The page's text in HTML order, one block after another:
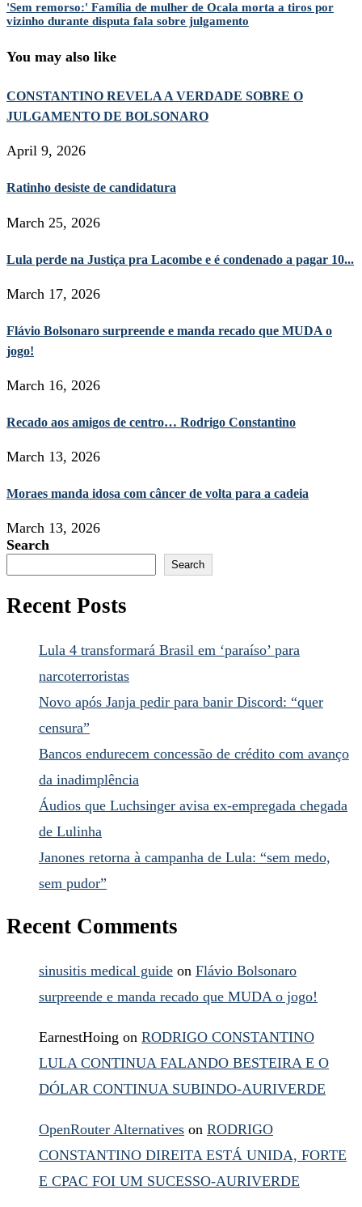
'Sem remorso:' Família de mulher de Ocala morta a tiros por
vizinho durante disputa fala sobre julgamento
You may also like
CONSTANTINO REVELA A VERDADE SOBRE O
JULGAMENTO DE BOLSONARO
April 9, 2026
Ratinho desiste de candidatura
March 25, 2026
Lula perde na Justiça pra Lacombe e é condenado a pagar 10...
March 17, 2026
Flávio Bolsonaro surpreende e manda recado que MUDA o
jogo!
March 16, 2026
Recado aos amigos de centro… Rodrigo Constantino
March 13, 2026
Moraes manda idosa com câncer de volta para a cadeia
March 13, 2026
Search
Search
Recent Posts
Lula 4 transformará Brasil em ‘paraíso’ para
narcoterroristas
Novo após Janja pedir para banir Discord: “quer
censura”
Bancos endurecem concessão de crédito com avanço
da inadimplência
Áudios que Luchsinger avisa ex-empregada chegada
de Lulinha
Janones retorna à campanha de Lula: “sem medo,
sem pudor”
Recent Comments
sinusitis medical guide on Flávio Bolsonaro
surpreende e manda recado que MUDA o jogo!
EarnestHoing on RODRIGO CONSTANTINO
LULA CONTINUA FALANDO BESTEIRA E O
DÓLAR CONTINUA SUBINDO-AURIVERDE
OpenRouter Alternatives on RODRIGO
CONSTANTINO DIREITA ESTÁ UNIDA, FORTE
E CPAC FOI UM SUCESSO-AURIVERDE